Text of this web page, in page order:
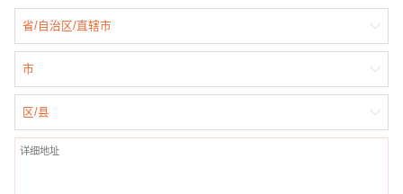
省/自治区/直辖市 
市 
区/县 